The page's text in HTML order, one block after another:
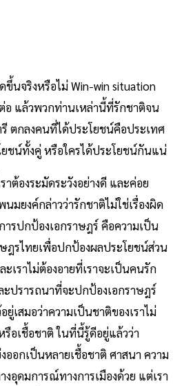
ขึ้นจริงหรือไม่ Win-win situation
อ แล้วพวกท่านเหล่านี้ที่รักชาติจน
ตกลงคนที่ได้ประโยชน์คือประเทศ
ชน์ทั้งคู่ หรือใครได้ประโยชน์กันแน่
ต้องระมัดระวังอย่างดี และค่อย
มยงค์กล่าวว่ารักชาติไม่ใช่เรื่องผิด
รปกป้องเอกราษฎร์ คือความเป็น
ฎรไทยเพื่อปกป้องผลประโยชน์ส่วน
ะเราไม่ต้องอายที่เราจะเป็นคนรัก
ปรารถนาที่จะปกป้องเอกราษฎร์
ยู่เสมอว่าความเป็นชาติของเราไม่
อเชื้อชาติ ในที่นี้รู้ดีอยู่แล้วว่า
ออกเป็นหลายเชื้อชาติ ศาสนา ความ
งอุดมการณ์ทางการเมืองด้วย แต่เรา